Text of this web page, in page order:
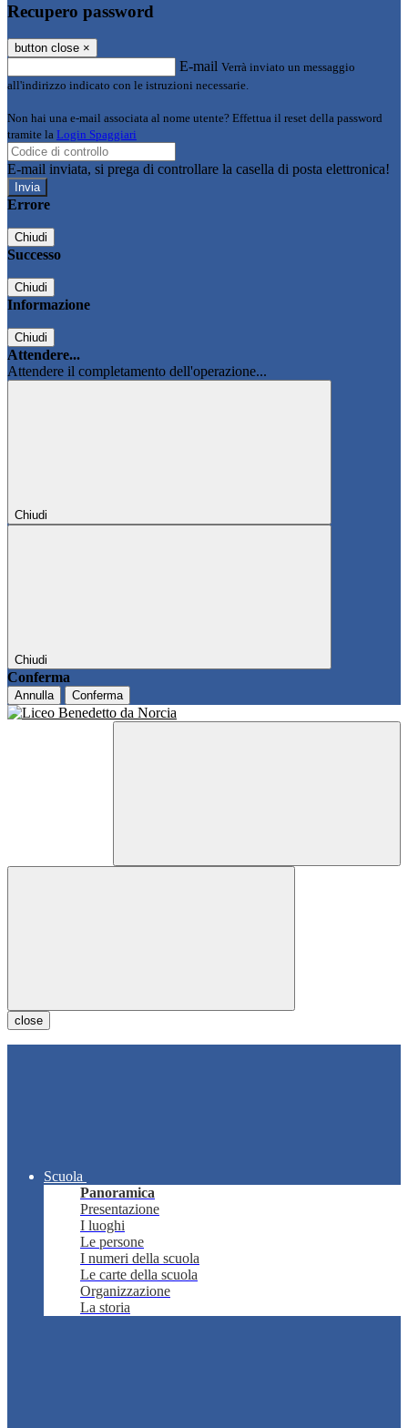
Recupero password
button close ×
E-mail Verrà inviato un messaggio
all'indirizzo indicato con le istruzioni necessarie.
Non hai una e-mail associata al nome utente? Effettua il reset della password
tramite la Login Spaggiari
E-mail inviata, si prega di controllare la casella di posta elettronica!
Errore
Chiudi
Successo
Chiudi
Informazione
Chiudi
Attendere...
Attendere il completamento dell'operazione...
Chiudi
Chiudi
Conferma
Annulla Conferma
close
Scuola
Panoramica
Presentazione
I luoghi
Le persone
I numeri della scuola
Le carte della scuola
Organizzazione
La storia